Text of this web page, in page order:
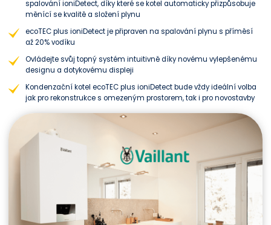
spalování ioniDetect, díky které se kotel automaticky přizpůsobuje
měnící se kvalitě a složení plynu
ecoTEC plus ioniDetect je připraven na spalování plynu s příměsí
až 20% vodíku
Ovládejte svůj topný systém intuitivně díky novému vylepšenému
designu a dotykovému displeji
Kondenzační kotel ecoTEC plus ioniDetect bude vždy ideální volba
jak pro rekonstrukce s omezeným prostorem, tak i pro novostavby